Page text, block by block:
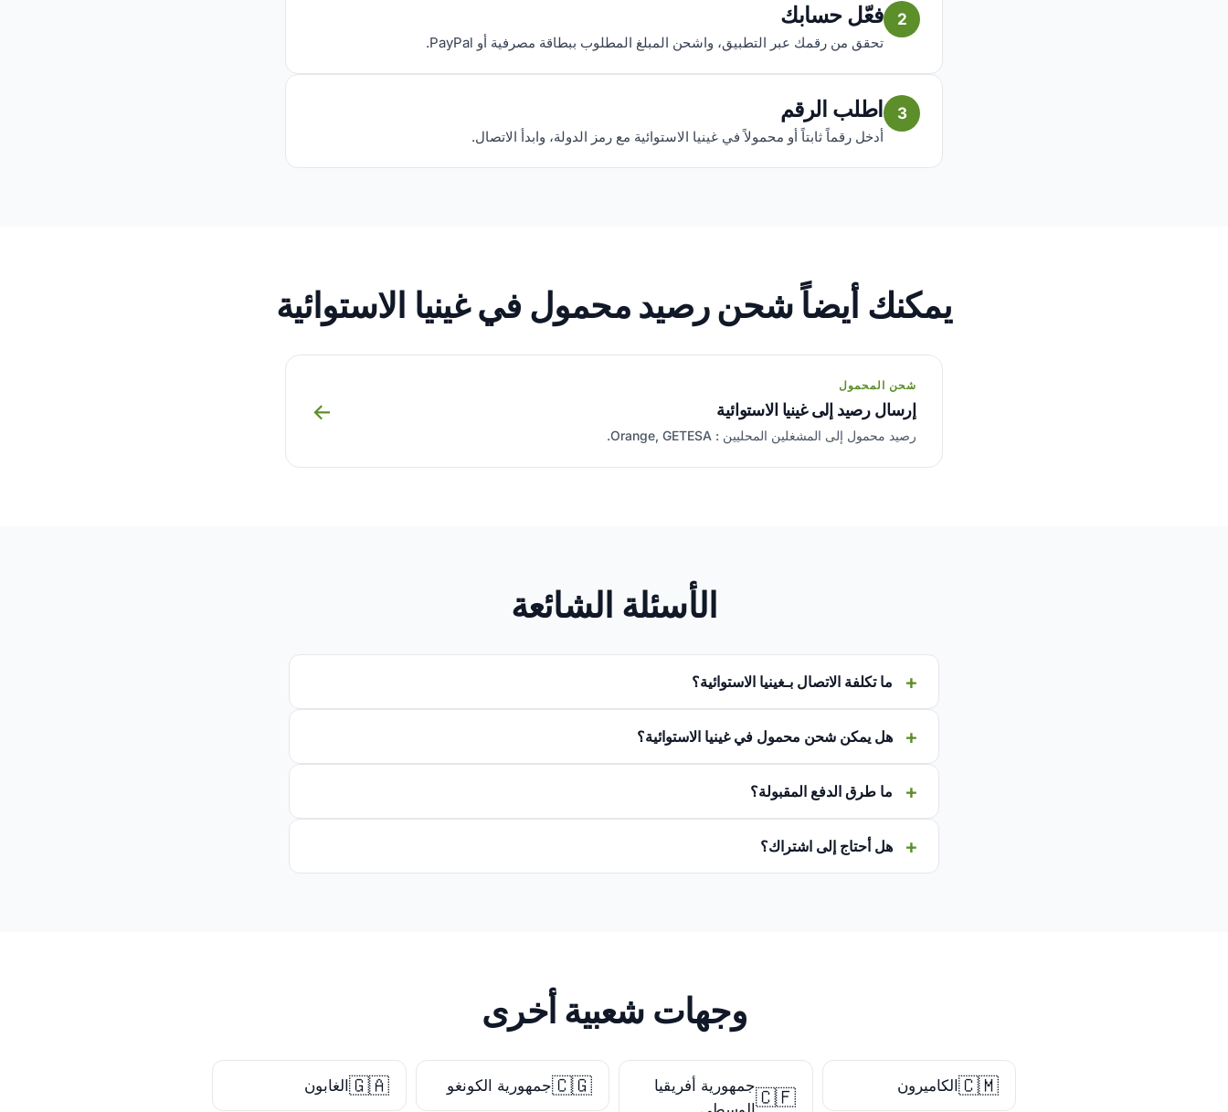
2 فعّل حسابك
تحقق من رقمك عبر التطبيق، واشحن المبلغ المطلوب ببطاقة مصرفية أو PayPal.
3 اطلب الرقم
أدخل رقماً ثابتاً أو محمولاً في غينيا الاستوائية مع رمز الدولة، وابدأ الاتصال.
يمكنك أيضاً شحن رصيد محمول في غينيا الاستوائية
شحن المحمول
إرسال رصيد إلى غينيا الاستوائية
رصيد محمول إلى المشغلين المحليين : Orange, GETESA.
→
الأسئلة الشائعة
ما تكلفة الاتصال بـغينيا الاستوائية؟
هل يمكن شحن محمول في غينيا الاستوائية؟
ما طرق الدفع المقبولة؟
هل أحتاج إلى اشتراك؟
وجهات شعبية أخرى
🇨🇲 الكاميرون 🇨🇫جمهورية أفريقيا
🇨🇬جمهورية الكونغو 🇬🇦 الغابون